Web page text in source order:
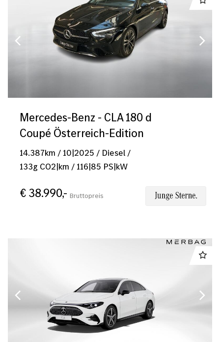
Mercedes-Benz - CLA 180 d
Coupé Österreich-Edition
14.387km / 10|2025 / Diesel /
133g CO2|km / 116|85 PS|kW
€ 38.990,- Bruttopreis